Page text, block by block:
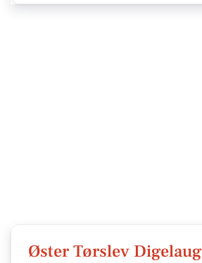
Øster Tørslev Digelaug